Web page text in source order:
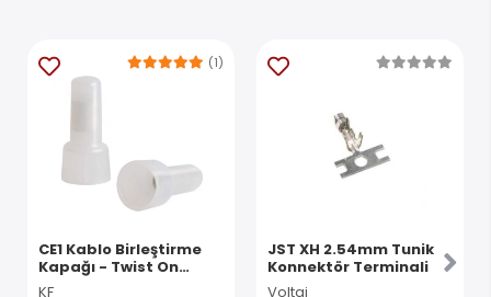
CE1 Kablo Birleştirme
Kapağı - Twist On
Konnektör
KF
(1)
JST XH 2.54mm Tunik
Konnektör Terminali
Voltaj